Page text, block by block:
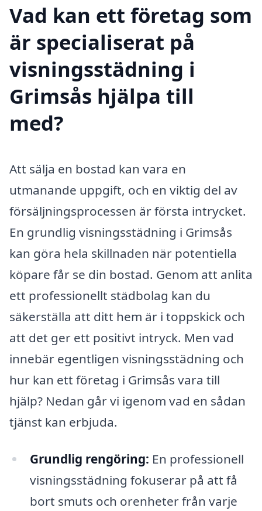
Vad kan ett företag som
är specialiserat på
visningsstädning i
Grimsås hjälpa till
med?
Att sälja en bostad kan vara en
utmanande uppgift, och en viktig del av
försäljningsprocessen är första intrycket.
En grundlig visningsstädning i Grimsås
kan göra hela skillnaden när potentiella
köpare får se din bostad. Genom att anlita
ett professionellt städbolag kan du
säkerställa att ditt hem är i toppskick och
att det ger ett positivt intryck. Men vad
innebär egentligen visningsstädning och
hur kan ett företag i Grimsås vara till
hjälp? Nedan går vi igenom vad en sådan
tjänst kan erbjuda.
Grundlig rengöring: En professionell
visningsstädning fokuserar på att få
bort smuts och orenheter från varje